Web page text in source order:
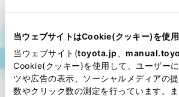
当ウェブサイトはCookie(クッキー)を使用
当ウェブサイト(toyota.jp
Cookie(クッキー)を使用して、ユーザー
ツや広告の表示、ソーシャルメディアの
数やクリック数の測定を行っています。